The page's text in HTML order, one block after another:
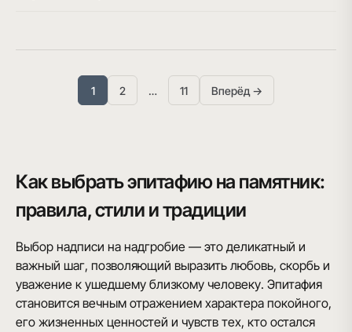
1 2 … 11 Вперёд →
Как выбрать эпитафию на памятник:
правила, стили и традиции
Выбор надписи на надгробие — это деликатный и
важный шаг, позволяющий выразить любовь, скорбь и
уважение к ушедшему близкому человеку. Эпитафия
становится вечным отражением характера покойного,
его жизненных ценностей и чувств тех, кто остался